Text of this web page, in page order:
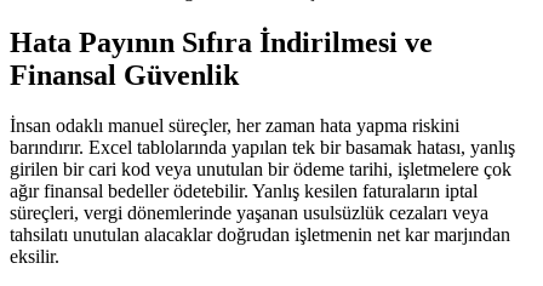
Hata Payının Sıfıra İndirilmesi ve
Finansal Güvenlik
İnsan odaklı manuel süreçler, her zaman hata yapma riskini
barındırır. Excel tablolarında yapılan tek bir basamak hatası, yanlış
girilen bir cari kod veya unutulan bir ödeme tarihi, işletmelere çok
ağır finansal bedeller ödetebilir. Yanlış kesilen faturaların iptal
süreçleri, vergi dönemlerinde yaşanan usulsüzlük cezaları veya
tahsilatı unutulan alacaklar doğrudan işletmenin net kar marjından
eksilir.